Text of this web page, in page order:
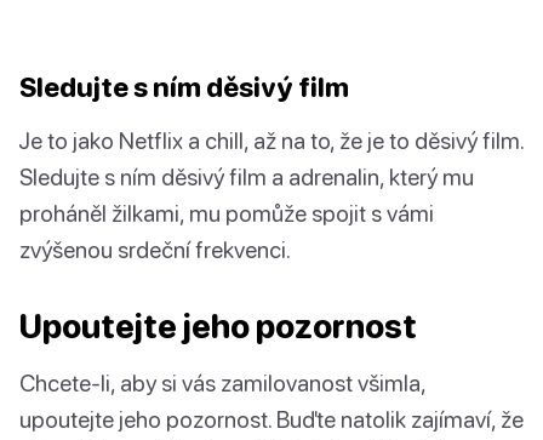
Sledujte s ním děsivý film
Je to jako Netflix a chill, až na to, že je to děsivý film.
Sledujte s ním děsivý film a adrenalin, který mu
proháněl žilkami, mu pomůže spojit s vámi
zvýšenou srdeční frekvenci.
Upoutejte jeho pozornost
Chcete-li, aby si vás zamilovanost všimla,
upoutejte jeho pozornost. Buďte natolik zajímaví, že